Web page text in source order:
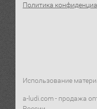
Политика
Использование
a-ludi.com - продажа